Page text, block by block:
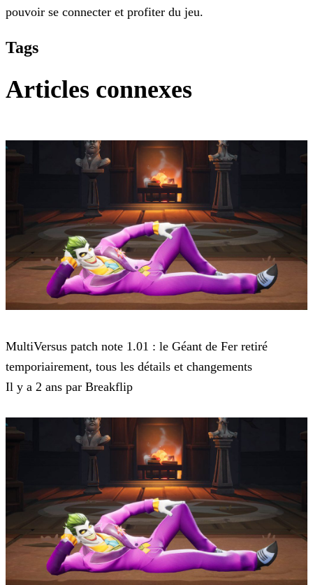
pouvoir se connecter et profiter du jeu.
Tags
Articles connexes
MultiVersus patch note 1.01 : le Géant de Fer retiré
temporiairement, tous les détails et changements
Il y a 2 ans par Breakflip